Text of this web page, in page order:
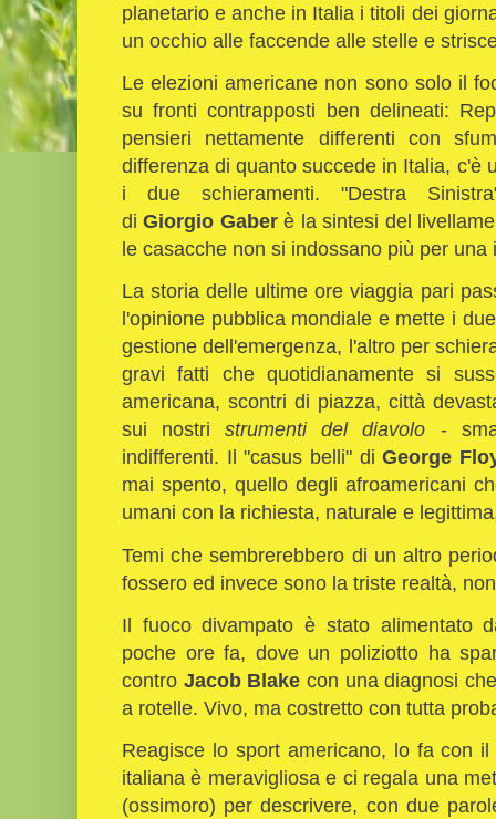
planetario e anche in Italia i titoli dei
un occhio alle faccende alle stelle e
Le elezioni americane non sono solo il
su fronti contrapposti ben delineati:
pensieri nettamente differenti con
differenza di quanto succede in Italia, c'è
i due schieramenti. "Destra
diGiorgio Gaber è la sintesi del
le casacche non si indossano più per
La storia delle ultime ore viaggia pari
l'opinione pubblica mondiale e mette i
gestione dell'emergenza, l'altro per
gravi fatti che quotidianamente si
americana, scontri di piazza, città
sui nostristrumenti del diavolo -
indifferenti. Il "casus belli" diGeorge
mai spento, quello degli afroamericani
umani con la richiesta, naturale e
Temi che sembrerebbero di un altro
fossero ed invece sono la triste realtà,
Il fuoco divampato è stato alimentato
poche ore fa, dove un poliziotto ha
contro Jacob Blake con una diagnosi
a rotelle. Vivo, ma costretto con tutta
Reagisce lo sport americano, lo fa con
italiana è meravigliosa e ci regala una
(ossimoro) per descrivere, con due